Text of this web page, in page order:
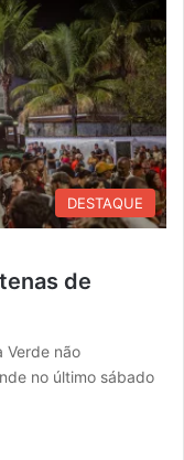
DESTAQUE
de
Verde não
no último sábado